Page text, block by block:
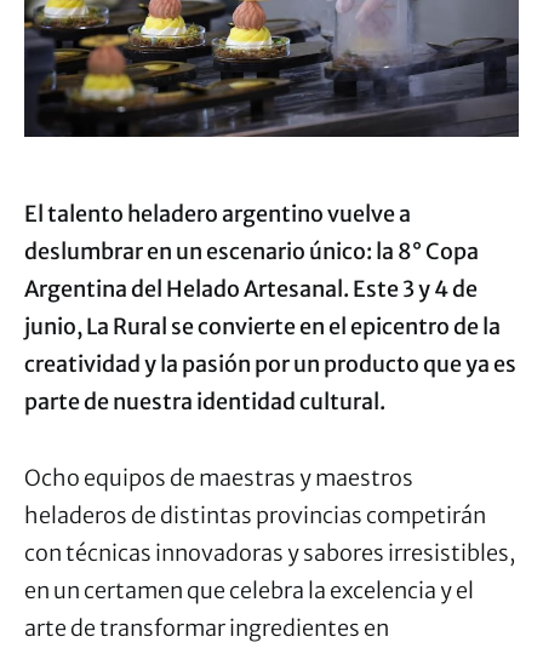
El talento heladero argentino vuelve a
deslumbrar en un escenario único: la 8° Copa
Argentina del Helado Artesanal. Este 3 y 4 de
junio, La Rural se convierte en el epicentro de la
creatividad y la pasión por un producto que ya es
parte de nuestra identidad cultural.
Ocho equipos de maestras y maestros
heladeros de distintas provincias competirán
con técnicas innovadoras y sabores irresistibles,
en un certamen que celebra la excelencia y el
arte de transformar ingredientes en